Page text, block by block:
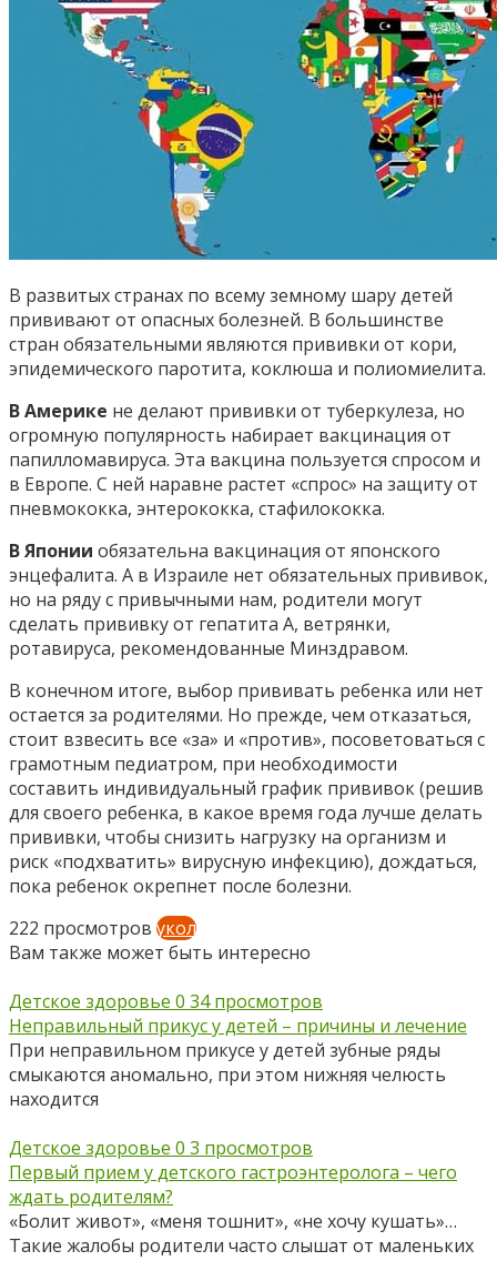
В развитых странах по всему земному шару детей
прививают от опасных болезней. В большинстве
стран обязательными являются прививки от кори,
эпидемического паротита, коклюша и полиомиелита.
В Америке не делают прививки от туберкулеза, но
огромную популярность набирает вакцинация от
папилломавируса. Эта вакцина пользуется спросом и
в Европе. С ней наравне растет «спрос» на защиту от
пневмококка, энтерококка, стафилококка.
В Японии обязательна вакцинация от японского
энцефалита. А в Израиле нет обязательных прививок,
но на ряду с привычными нам, родители могут
сделать прививку от гепатита А, ветрянки,
ротавируса, рекомендованные Минздравом.
В конечном итоге, выбор прививать ребенка или нет
остается за родителями. Но прежде, чем отказаться,
стоит взвесить все «за» и «против», посоветоваться с
грамотным педиатром, при необходимости
составить индивидуальный график прививок (решив
для своего ребенка, в какое время года лучше делать
прививки, чтобы снизить нагрузку на организм и
риск «подхватить» вирусную инфекцию), дождаться,
пока ребенок окрепнет после болезни.
222 просмотров укол
Вам также может быть интересно
Детское здоровье 0 34 просмотров
Неправильный прикус у детей – причины и лечение
При неправильном прикусе у детей зубные ряды
смыкаются аномально, при этом нижняя челюсть
находится
Детское здоровье 0 3 просмотров
Первый прием у детского гастроэнтеролога – чего
ждать родителям?
«Болит живот», «меня тошнит», «не хочу кушать»…
Такие жалобы родители часто слышат от маленьких